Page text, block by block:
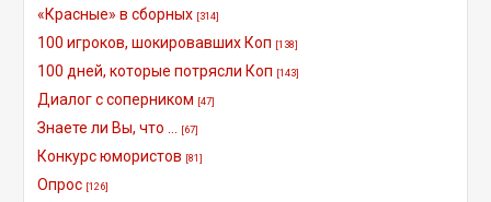
«Красные» в сборных [314]
100 игроков, шокировавших Коп [138]
100 дней, которые потрясли Коп [143]
Диалог с соперником [47]
Знаете ли Вы, что ... [67]
Конкурс юмористов [81]
Опрос [126]